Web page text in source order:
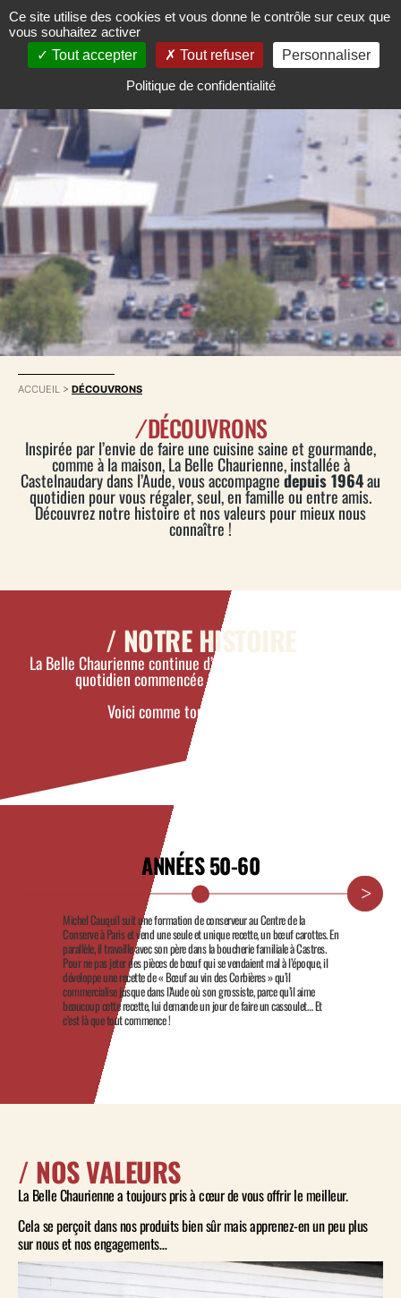
ACCUEIL > DÉCOUVRONS
/DÉCOUVRONS
Inspirée par l’envie de faire une cuisine saine et gourmande,
comme à la maison, La Belle Chaurienne, installée à
Castelnaudary dans l’Aude, vous accompagnedepuis 1964au
quotidien pour vous régaler, seul, en famille ou entre amis.
Découvrez notre histoire et nos valeurs pour mieux nous
connaître !
/ NOTRE HISTOIRE
La Belle Chaurienne continue d’écrire une belle histoire au
quotidien commencée il y a plus de 60 ans.
Voici comme tout a commencé…
ANNÉES 50-60
Michel Cauquil suit une formation de conserveur au Centre de la
Conserve à Paris et vend une seule et unique recette, un bœuf carottes. En
parallèle, il travaille avec son père dans la boucherie familiale à Castres.
Pour ne pas jeter des pièces de bœuf qui se vendaient mal à l’époque, il
développe une recette de « Bœuf au vin des Corbières » qu’il
commercialise jusque dans l’Aude où son grossiste, parce qu’il aime
beaucoup cette recette, lui demande un jour de faire un cassoulet… Et
c’est là que tout commence !
/ NOS VALEURS
La Belle Chaurienne a toujours pris à cœur de vous offrir le meilleur.
Cela se perçoit dans nos produits bien sûr mais apprenez-en un peu plus
sur nous et nos engagements…
Ce site utilise des cookies et vous donne le contrôle sur ceux que
vous souhaitez activer
Tout accepter
Tout refuser
Personnaliser
Politique de confidentialité